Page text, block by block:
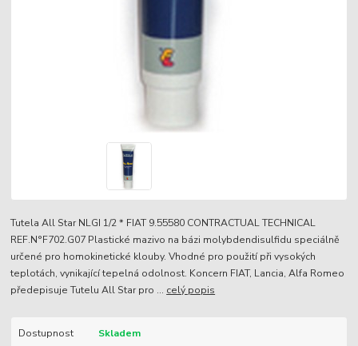
Tutela All Star NLGI 1/2 * FIAT 9.55580 CONTRACTUAL TECHNICAL
REF.N°F702.G07 Plastické mazivo na bázi molybdendisulfidu speciálně
určené pro homokinetické klouby. Vhodné pro použití při vysokých
teplotách, vynikající tepelná odolnost. Koncern FIAT, Lancia, Alfa Romeo
předepisuje Tutelu All Star pro ... celý popis
Dostupnost
Skladem